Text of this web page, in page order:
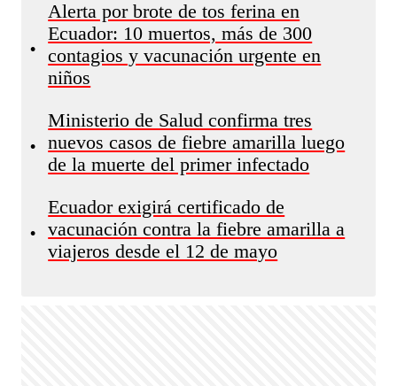
•
Alerta por brote de tos ferina en
Ecuador: 10 muertos, más de 300
contagios y vacunación urgente en
niños
•
Ministerio de Salud confirma tres
nuevos casos de fiebre amarilla luego
de la muerte del primer infectado
•
Ecuador exigirá certificado de
vacunación contra la fiebre amarilla a
viajeros desde el 12 de mayo